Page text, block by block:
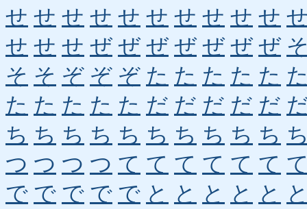
せ せ せ せ せ せ せ せ せ せ
せ せ せ ぜ ぜ ぜ ぜ ぜ ぜ ぜ
そ そ ぞ ぞ ぞ た た た た た
た た た た た だ だ だ だ だ
ち ち ち ち ち ち ち ち ち ち
つ つ つ つ て て て て て て
で で で で で と と と と と